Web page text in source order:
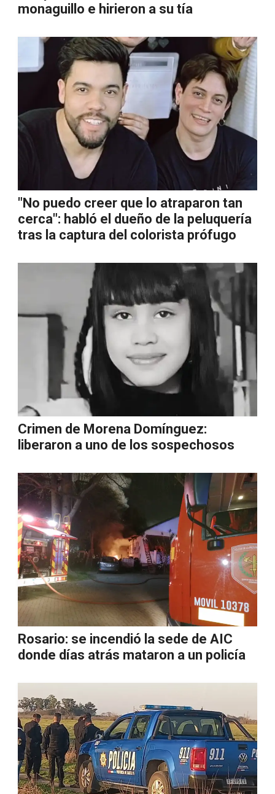
monaguillo e hirieron a su tía
"No puedo creer que lo atraparon tan
cerca": habló el dueño de la peluquería
tras la captura del colorista prófugo
Crimen de Morena Domínguez:
liberaron a uno de los sospechosos
Rosario: se incendió la sede de AIC
donde días atrás mataron a un policía